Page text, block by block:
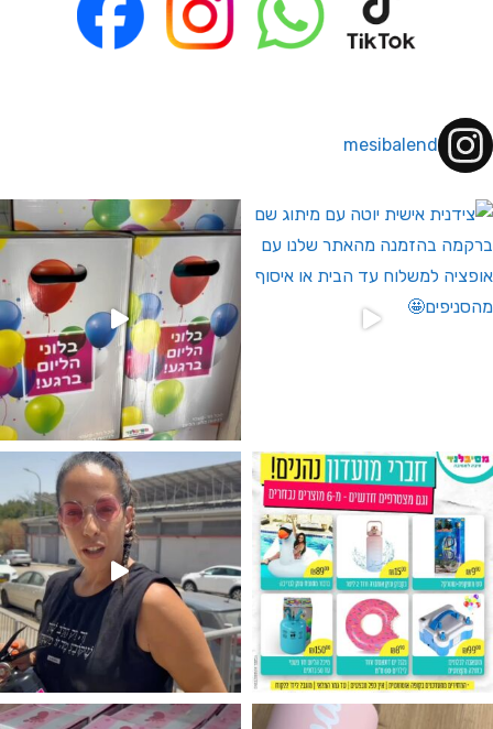
mesibalend
לחברי מועדון ומצטרפים חדשים🤍
מין העובר רק במסיבלנד !! קיים
מטף לגילוי מין העובר חזר למלא